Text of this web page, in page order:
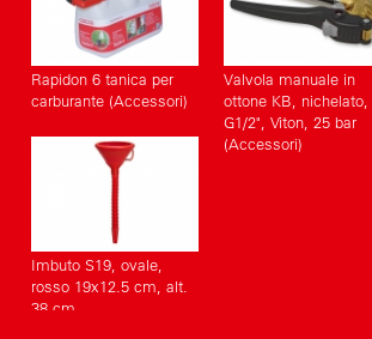
Rapidon 6 tanica per
carburante (Accessori)
Valvola manuale in
ottone KB, nichelato,
G1/2", Viton, 25 bar
(Accessori)
Imbuto S19, ovale,
rosso 19x12.5 cm, alt.
38 cm